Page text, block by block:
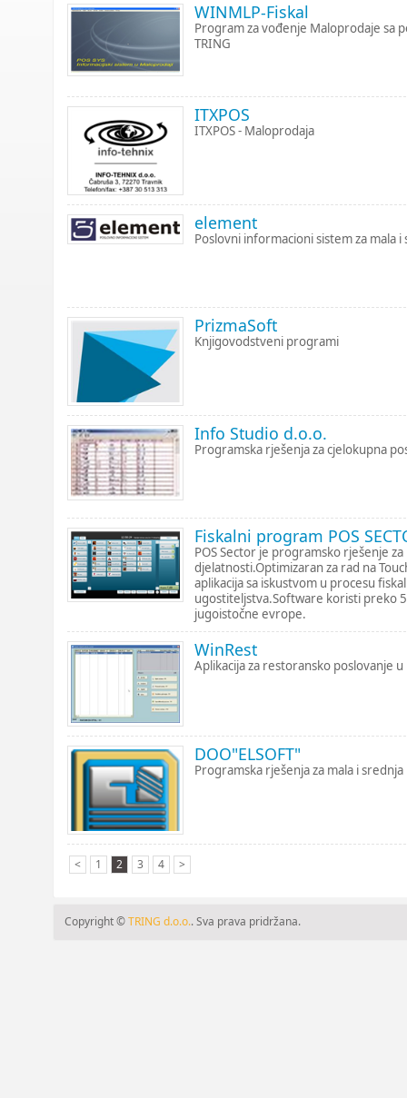
WINMLP-Fiskal
Program za vođenje Maloprodaje sa
TRING
ITXPOS
ITXPOS - Maloprodaja
element
Poslovni informacioni sistem za mala i
PrizmaSoft
Knjigovodstveni programi
Info Studio d.o.o.
Programska rješenja za cjelokupna
Fiskalni program POS
POS Sector je programsko rješenje
djelatnosti.Optimizaran za rad na
aplikacija sa iskustvom u procesu
ugostiteljstva.Software koristi preko
jugoistočne evrope.
WinRest
Aplikacija za restoransko poslovanje u
DOO"ELSOFT"
Programska rješenja za mala i
< 1 2 3 4 >
Copyright ©TRING d.o.o.. Sva prava pridržana.